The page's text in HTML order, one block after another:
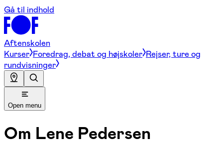
Gå til indhold
Aftenskolen
Kurser Foredrag, debat og højskoler Rejser, ture og
rundvisninger
Open menu
Om Lene Pedersen